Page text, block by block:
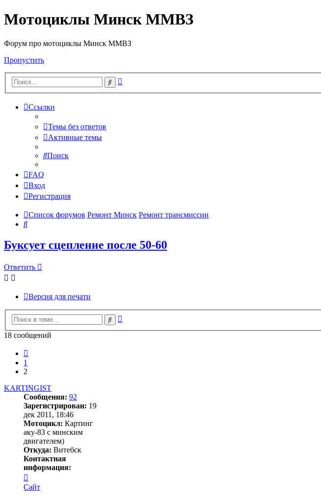
Мотоциклы Минск ММВЗ
Форум про мотоциклы Минск ММВЗ
Пропустить
Поиск
Ссылки
Темы без ответов
Активные темы
Поиск
FAQ
Вход
Регистрация
Список форумов Ремонт Минск Ремонт трансмиссии
Поиск
Буксует сцепление после 50-60
Ответить
Версия для печати
Поиск
18 сообщений
1
2
KARTINGIST
Сообщения: 92
Зарегистрирован: 19
дек 2011, 18:46
Мотоцикл: Картинг
аку-83 с минским
двигателем)
Откуда: Витебск
Контактная
информация:
информация
пользователя
Сайт